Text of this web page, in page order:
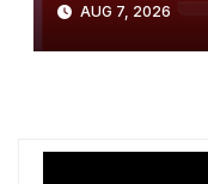
gusht
AUG 7, 2026